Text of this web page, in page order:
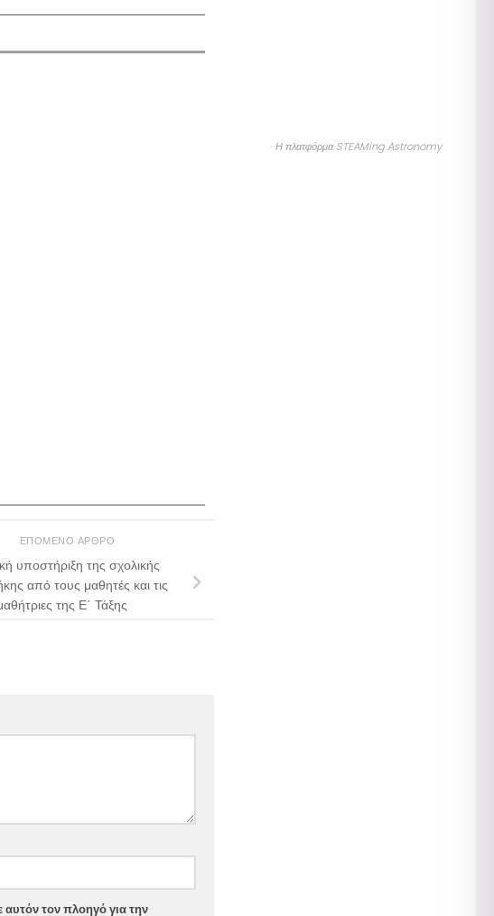
ΕΠΌΜΕΝΟ ΆΡΘΡΟ
υποστήριξη της σχολικής
από τους μαθητές και τις
της Ε΄ Τάξης
τον πλοηγό για την
Η πλατφόρμα STEAMing Astronomy